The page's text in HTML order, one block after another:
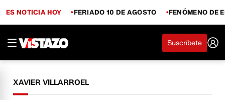
ES NOTICIA HOY FERIADO 10 DE AGOSTO FENÓMENO DE
Suscríbete
XAVIER VILLARROEL